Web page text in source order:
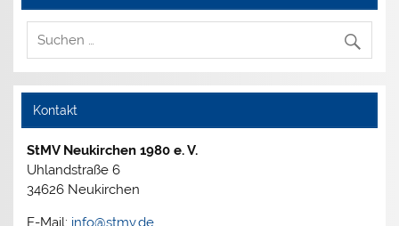
Kontakt
StMV Neukirchen 1980 e. V.
Uhlandstraße 6
34626 Neukirchen
E-Mail: info@stmv.de